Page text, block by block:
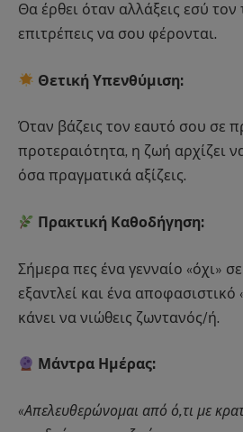
Θα έρθει όταν αλλάξεις εσύ
επιτρέπεις να σου φέρονται.
Θετική Υπενθύμιση:
Όταν βάζεις τον εαυτό σου σε
προτεραιότητα, η ζωή αρχίζει
όσα πραγματικά αξίζεις.
Πρακτική Καθοδήγηση:
Σήμερα πες ένα γενναίο «όχι»
εξαντλεί και ένα αποφασιστικό
κάνει να νιώθεις ζωντανός/ή.
Μάντρα Ημέρας:
«Απελευθερώνομαι από ό,τι με